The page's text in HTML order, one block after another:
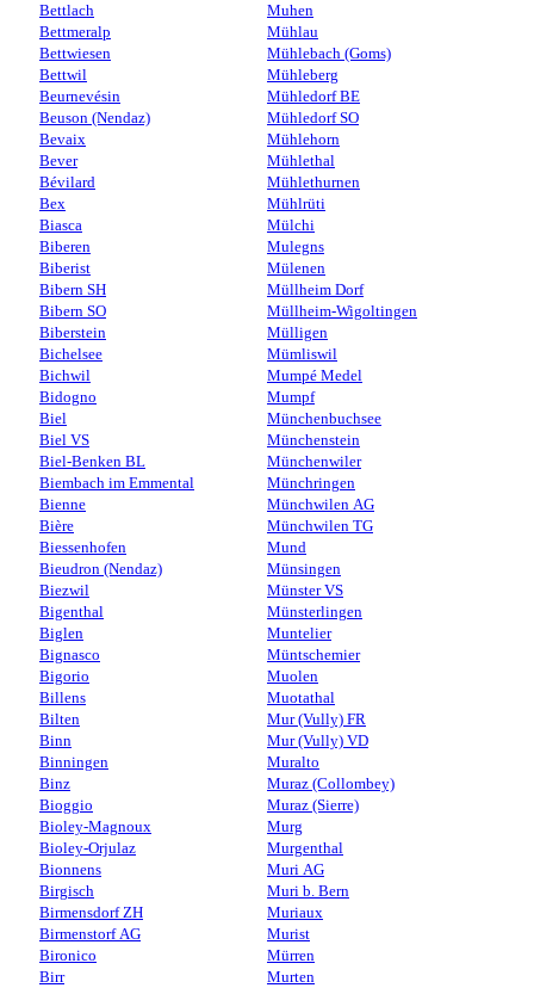
Bettlach
Bettmeralp
Bettwiesen
Bettwil
Beurnevésin
Beuson (Nendaz)
Bevaix
Bever
Bévilard
Bex
Biasca
Biberen
Biberist
Bibern SH
Bibern SO
Biberstein
Bichelsee
Bichwil
Bidogno
Biel
Biel VS
Biel-Benken BL
Biembach im Emmental
Bienne
Bière
Biessenhofen
Bieudron (Nendaz)
Biezwil
Bigenthal
Biglen
Bignasco
Bigorio
Billens
Bilten
Binn
Binningen
Binz
Bioggio
Bioley-Magnoux
Bioley-Orjulaz
Bionnens
Birgisch
Birmensdorf ZH
Birmenstorf AG
Bironico
Birr
Muhen
Mühlau
Mühlebach (Goms)
Mühleberg
Mühledorf BE
Mühledorf SO
Mühlehorn
Mühlethal
Mühlethurnen
Mühlrüti
Mülchi
Mulegns
Mülenen
Müllheim Dorf
Müllheim-Wigoltingen
Mülligen
Mümliswil
Mumpé Medel
Mumpf
Münchenbuchsee
Münchenstein
Münchenwiler
Münchringen
Münchwilen AG
Münchwilen TG
Mund
Münsingen
Münster VS
Münsterlingen
Muntelier
Müntschemier
Muolen
Muotathal
Mur (Vully) FR
Mur (Vully) VD
Muralto
Muraz (Collombey)
Muraz (Sierre)
Murg
Murgenthal
Muri AG
Muri b. Bern
Muriaux
Murist
Mürren
Murten